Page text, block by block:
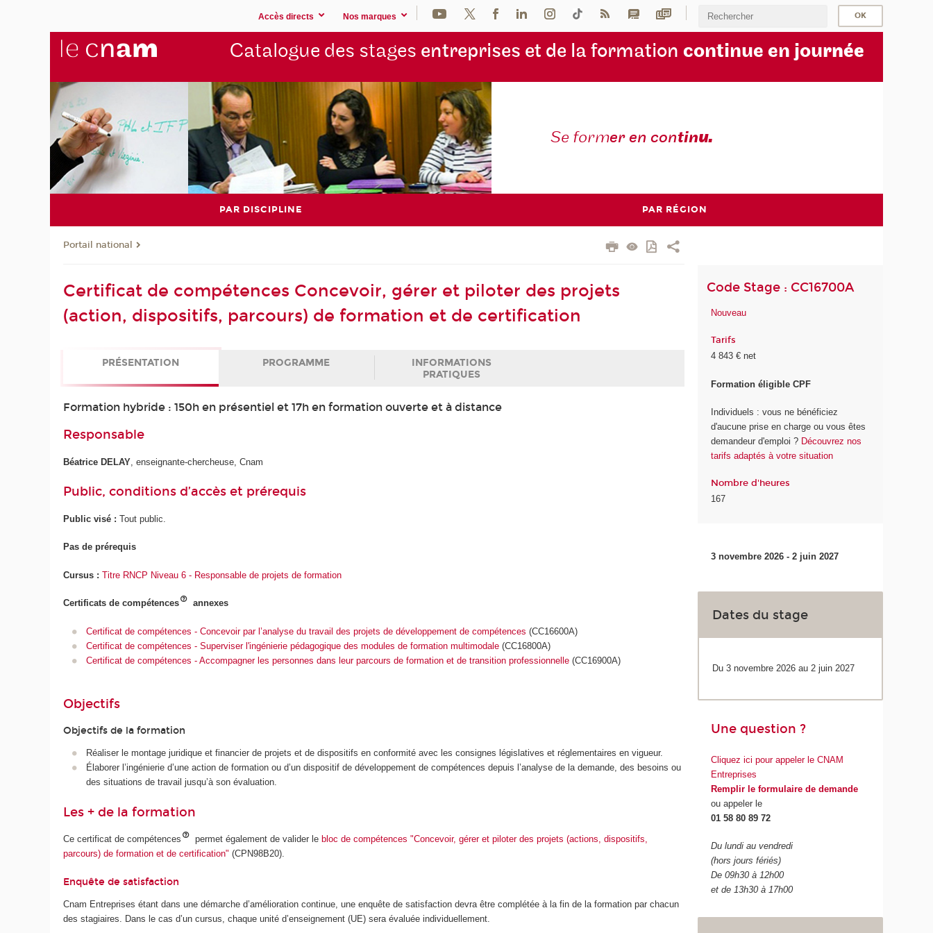
Accès directs Nos marques
Catalogue des stages entreprises et de la formation continue en journée
Se former en continu.
PAR DISCIPLINE PAR RÉGION
Portail national
Certificat de compétences Concevoir, gérer et piloter des projets
(action, dispositifs, parcours) de formation et de certification
PRÉSENTATION PROGRAMME
INFORMATIONS
PRATIQUES
Formation hybride : 150h en présentiel et 17h en formation ouverte et à distance
Responsable
Béatrice DELAY , enseignante-chercheuse, Cnam
Public, conditions d’accès et prérequis
Public visé : Tout public.
Pas de prérequis
Cursus : Titre RNCP Niveau 6 - Responsable de projets de formation
Certificats de compétences annexes
Certificat de compétences - Concevoir par l’analyse du travail des projets de développement de compétences (CC16600A)
Certificat de compétences - Superviser l'ingénierie pédagogique des modules de formation multimodale(CC16800A)
Certificat de compétences - Accompagner les personnes dans leur parcours de formation et de transition professionnelle(CC16900A)
Objectifs
Objectifs de la formation
Réaliser le montage juridique et financier de projets et de dispositifs en conformité avec les consignes législatives et réglementaires en vigueur.
Élaborer l’ingénierie d’une action de formation ou d’un dispositif de développement de compétences depuis l’analyse de la demande, des besoins ou
des situations de travail jusqu’à son évaluation.
Les + de la formation
Ce certificat de compétences permet également de valider le bloc de compétences "Concevoir, gérer et piloter des projets (actions, dispositifs,
parcours) de formation et de certification" (CPN98B20).
Enquête de satisfaction
Cnam Entreprises étant dans une démarche d’amélioration continue, une enquête de satisfaction devra être complétée à la fin de la formation par chacun
des stagiaires. Dans le cas d’un cursus, chaque unité d’enseignement (UE) sera évaluée individuellement.
Code Stage : CC16700A
Nouveau
Tarifs
4 843 € net
Formation éligible CPF
Individuels : vous ne bénéficiez
d'aucune prise en charge ou vous êtes
demandeur d'emploi ? Découvrez nos
tarifs adaptés à votre situation
Nombre d'heures
167
3 novembre 2026 - 2 juin 2027
Dates du stage
Du 3 novembre 2026 au 2 juin 2027
Une question ?
Cliquez ici pour appeler le CNAM
Entreprises
Remplir le formulaire de demande
ou appeler le
01 58 80 89 72
Du lundi au vendredi
(hors jours fériés)
De 09h30 à 12h00
et de 13h30 à 17h00